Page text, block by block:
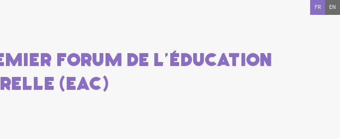
forum de l’Éducation
(EAC)
FR EN